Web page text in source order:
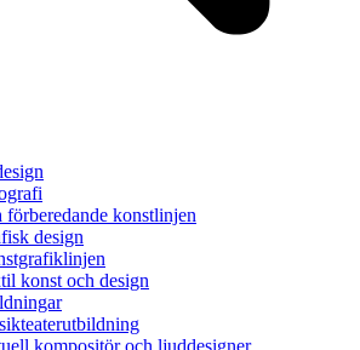
förberedande konstlinjen
design
konst och design
kompositör och ljuddesigner